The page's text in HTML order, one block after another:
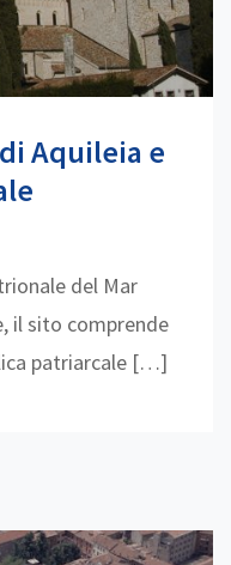
Aquileia e
del Mar
il sito comprende
patriarcale […]